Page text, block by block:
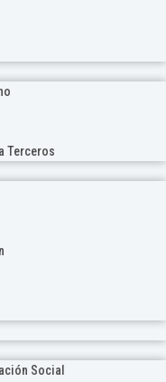
Terceros
Social